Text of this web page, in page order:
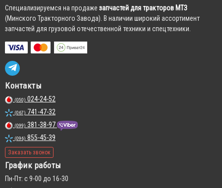
Cпециализируемся на продаже запчастей для тракторов МТЗ
(Минского Тракторного Завода). В наличии широкий ассортимент
запчастей для грузовой отечественной техники и спецтехники.
Контакты
(050) 024-24-52
(067) 741-47-32
(099) 381-38-97
(096) 855-45-39
Заказать звонок
График работы
Пн-Пт: с 9-00 до 16-30